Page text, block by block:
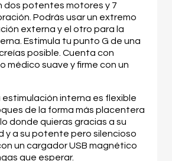
dos potentes motores y 7
Podrás usar un extremo
externa y el otro para la
Estimula tu punto G de una
posible. Cuenta con
médico suave y firme con un
estimulación interna es flexible
de la forma más placentera
donde quieras gracias a su
y a su potente pero silencioso
un cargador USB magnético
que esperar.